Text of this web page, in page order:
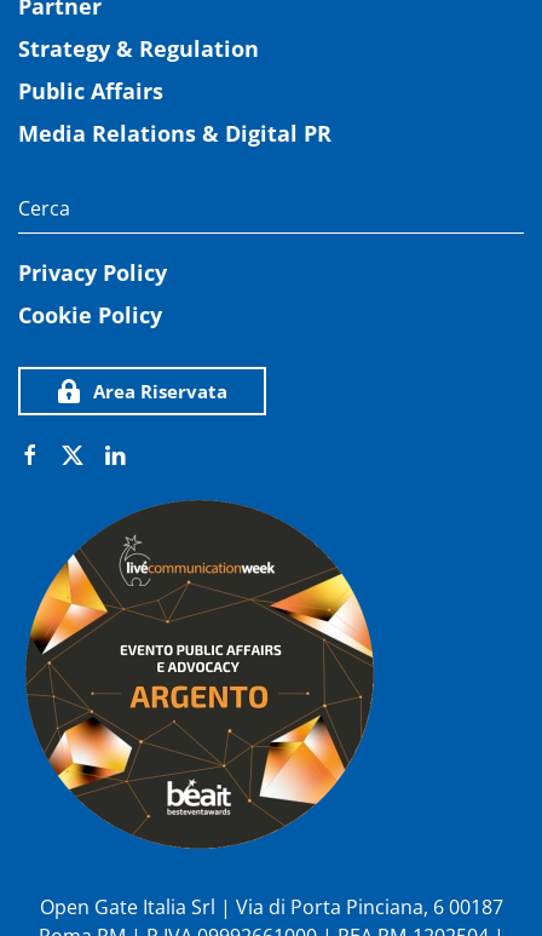
Strategy & Regulation
Public Affairs
Media Relations & Digital PR
Privacy Policy
Cookie Policy
Area Riservata
Open Gate Italia Srl | Via di Porta Pinciana, 6 00187